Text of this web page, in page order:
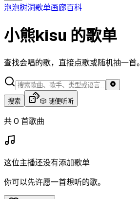
泡泡树洞歌单画廊百科
小熊kisu 的歌单
查找会唱的歌，直接点歌或随机抽一首。
搜索 🎲 随便听听
共 0 首歌曲
这位主播还没有添加歌单
你可以先许愿一首想听的歌。